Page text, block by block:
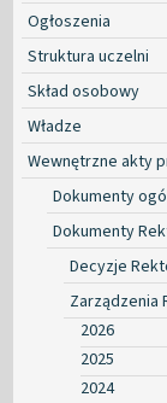
Ogłoszenia
Struktura uczelni
Skład osobowy
Władze
Wewnętrzne akty
Dokumenty
Dokumenty
Decyzje
Zarządzenia
2026
2025
2024